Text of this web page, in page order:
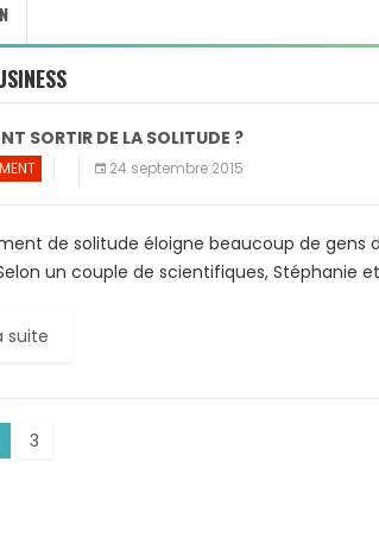
SORTIR DE LA SOLITUDE ?
24 septembre 2015
de solitude éloigne beaucoup de gens
un couple de scientifiques, Stéphanie
suite
3